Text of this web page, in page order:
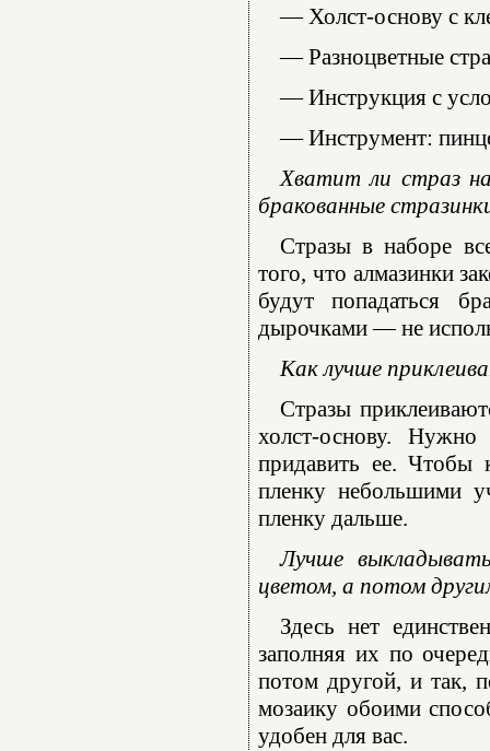
— Холст-основу с
— Разноцветные
— Инструкция с
— Инструмент:
Хватит ли страз
бракованные
Стразы в наборе
того, что алмазинки
будут попадаться
дырочками — не
Как лучше
Стразы
холст-основу.
придавить ее. Чтобы
пленку небольшими
пленку дальше.
Лучше
цветом, а потом
Здесь нет
заполняя их по
потом другой, и так,
мозаику обоими
удобен для вас.